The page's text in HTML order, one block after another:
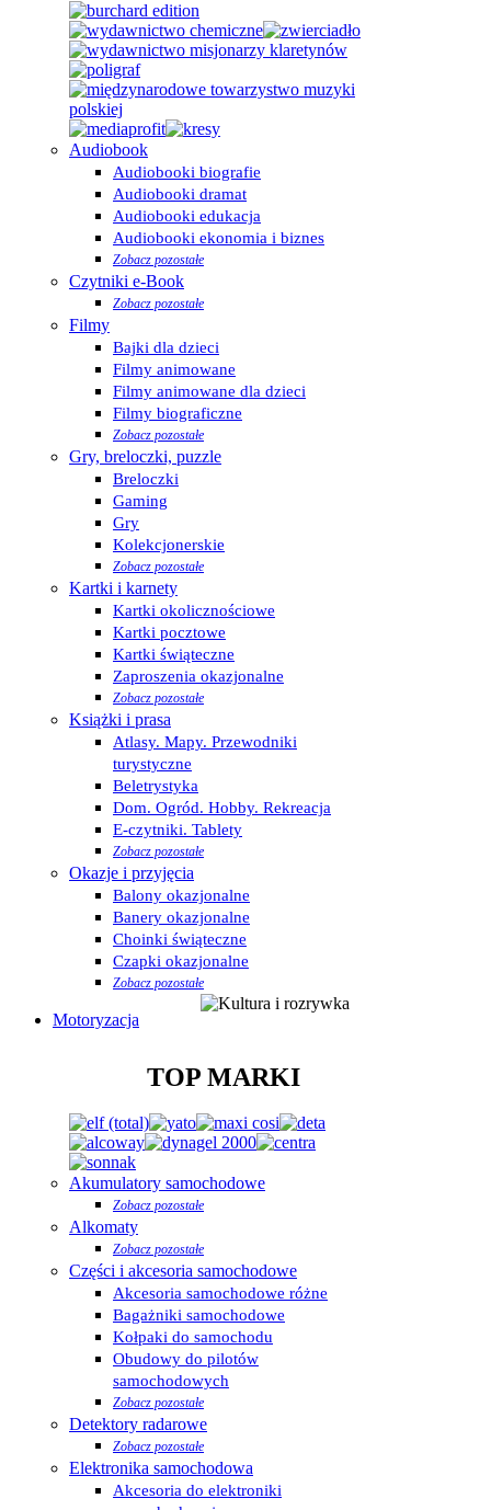
Audiobook
Audiobooki biografie
Audiobooki dramat
Audiobooki edukacja
Audiobooki ekonomia i biznes
Zobacz pozostałe
Czytniki e-Book
Zobacz pozostałe
Filmy
Bajki dla dzieci
Filmy animowane
Filmy animowane dla dzieci
Filmy biograficzne
Zobacz pozostałe
Gry, breloczki, puzzle
Breloczki
Gaming
Gry
Kolekcjonerskie
Zobacz pozostałe
Kartki i karnety
Kartki okolicznościowe
Kartki pocztowe
Kartki świąteczne
Zaproszenia okazjonalne
Zobacz pozostałe
Książki i prasa
Atlasy. Mapy. Przewodniki
turystyczne
Beletrystyka
Dom. Ogród. Hobby. Rekreacja
E-czytniki. Tablety
Zobacz pozostałe
Okazje i przyjęcia
Balony okazjonalne
Banery okazjonalne
Choinki świąteczne
Czapki okazjonalne
Zobacz pozostałe
Motoryzacja
TOP MARKI
Akumulatory samochodowe
Zobacz pozostałe
Alkomaty
Zobacz pozostałe
Części i akcesoria samochodowe
Akcesoria samochodowe różne
Bagażniki samochodowe
Kołpaki do samochodu
Obudowy do pilotów
samochodowych
Zobacz pozostałe
Detektory radarowe
Zobacz pozostałe
Elektronika samochodowa
Akcesoria do elektroniki